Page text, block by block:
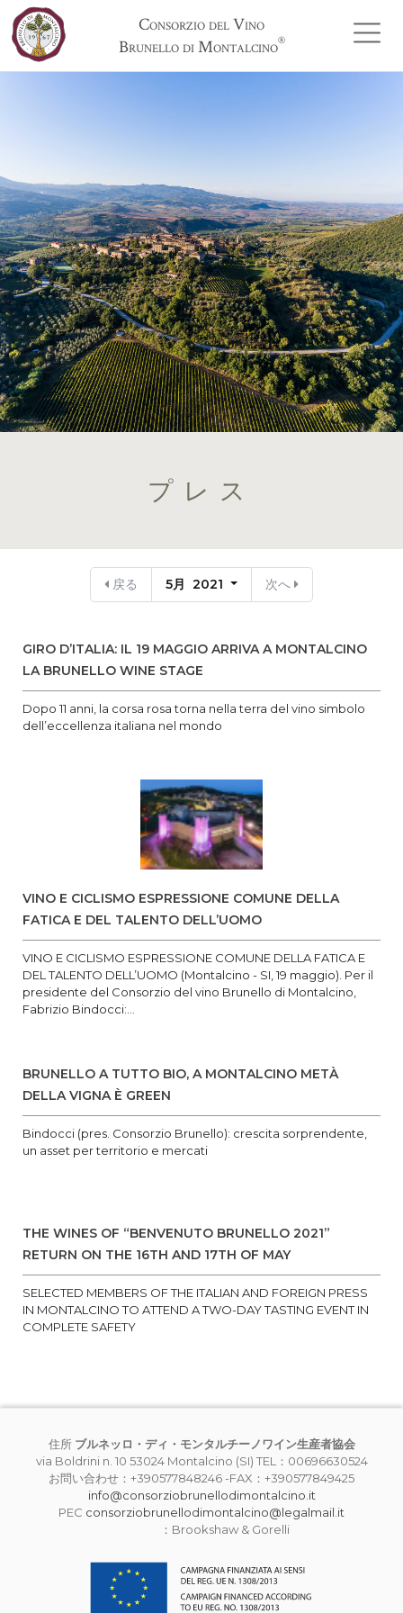
Consorzio del Vino
Brunello di Montalcino®
プレス
戻る 5月 2021 次へ
GIRO D’ITALIA: IL 19 MAGGIO ARRIVA A MONTALCINO
LA BRUNELLO WINE STAGE
Dopo 11 anni, la corsa rosa torna nella terra del vino simbolo
dell’eccellenza italiana nel mondo
VINO E CICLISMO ESPRESSIONE COMUNE DELLA
FATICA E DEL TALENTO DELL’UOMO
VINO E CICLISMO ESPRESSIONE COMUNE DELLA FATICA E
DEL TALENTO DELL’UOMO (Montalcino - SI, 19 maggio). Per il
presidente del Consorzio del vino Brunello di Montalcino,
Fabrizio Bindocci:...
BRUNELLO A TUTTO BIO, A MONTALCINO METÀ
DELLA VIGNA È GREEN
Bindocci (pres. Consorzio Brunello): crescita sorprendente,
un asset per territorio e mercati
THE WINES OF “BENVENUTO BRUNELLO 2021”
RETURN ON THE 16TH AND 17TH OF MAY
SELECTED MEMBERS OF THE ITALIAN AND FOREIGN PRESS
IN MONTALCINO TO ATTEND A TWO-DAY TASTING EVENT IN
COMPLETE SAFETY
住所 ブルネッロ・ディ・モンタルチーノワイン生産者協会
via Boldrini n. 10 53024 Montalcino (SI) TEL：00696630524
お問い合わせ：+390577848246 -FAX：+390577849425
info@consorziobrunellodimontalcino.it
PEC consorziobrunellodimontalcino@legalmail.it
：Brookshaw & Gorelli